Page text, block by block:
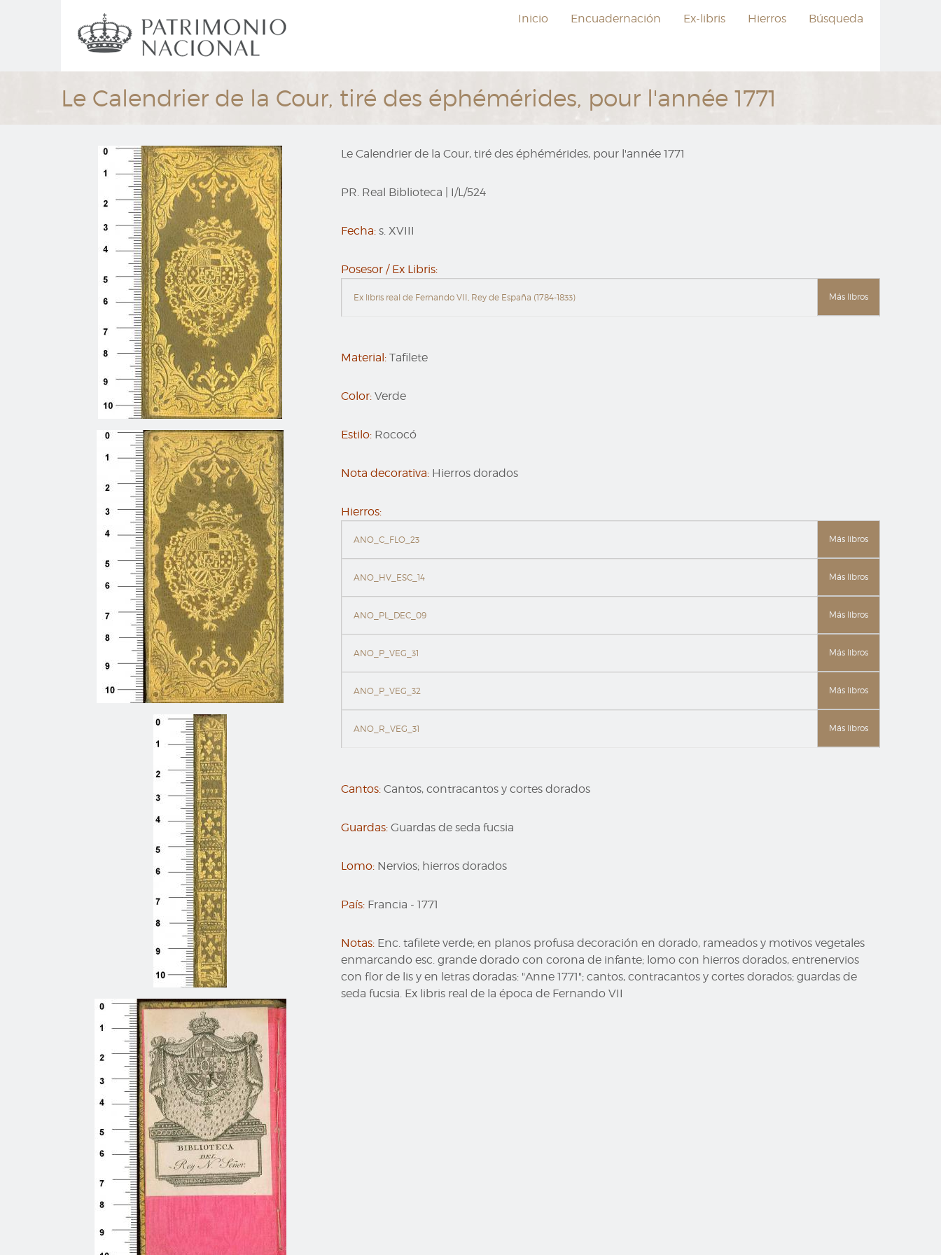
Navegación
principal
Inicio Encuadernación Ex-libris Hierros Búsqueda
Le Calendrier de la Cour, tiré des éphémérides, pour l'année 1771
Le Calendrier de la Cour, tiré des éphémérides, pour l'année 1771
PR. Real Biblioteca I/L/524
Fecha: s. XVIII
Posesor / Ex Libris:
Ex libris real de Fernando VII, Rey de España (1784-1833) Más libros
Material: Tafilete
Color: Verde
Estilo: Rococó
Nota decorativa: Hierros dorados
Hierros:
ANO_C_FLO_23 Más libros
ANO_HV_ESC_14 Más libros
ANO_PL_DEC_09 Más libros
ANO_P_VEG_31 Más libros
ANO_P_VEG_32 Más libros
ANO_R_VEG_31 Más libros
Cantos: Cantos, contracantos y cortes dorados
Guardas: Guardas de seda fucsia
Lomo: Nervios; hierros dorados
País: Francia - 1771
Notas: Enc. tafilete verde; en planos profusa decoración en dorado, rameados y motivos vegetales
enmarcando esc. grande dorado con corona de infante; lomo con hierros dorados, entrenervios
con flor de lis y en letras doradas: "Anne 1771"; cantos, contracantos y cortes dorados; guardas de
seda fucsia. Ex libris real de la época de Fernando VII